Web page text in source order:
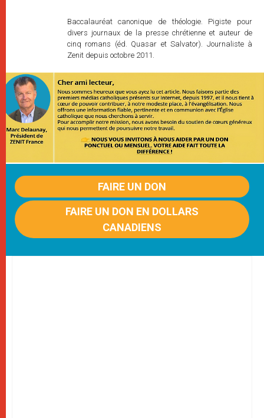
Baccalauréat canonique de théologie. Pigiste pour
divers journaux de la presse chrétienne et auteur de
cinq romans (éd. Quasar et Salvator). Journaliste à
Zenit depuis octobre 2011.
FAIRE UN DON
FAIRE UN DON EN DOLLARS
CANADIENS